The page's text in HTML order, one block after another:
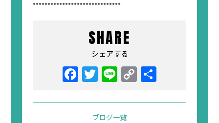
******************************
SHARE
シェアする
Facebook
Twitter
LineCopy
Link
ブログ一覧